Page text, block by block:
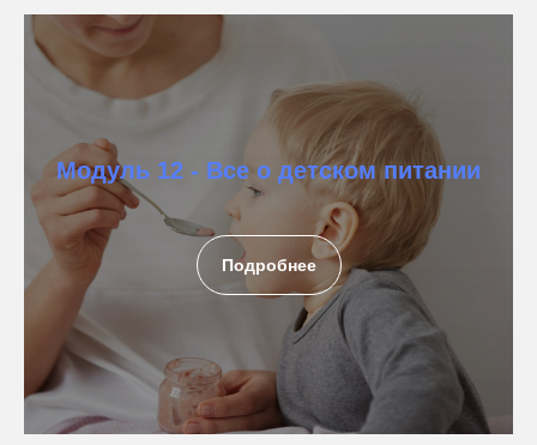
Модуль 12 - Все о детском питании
Подробнее